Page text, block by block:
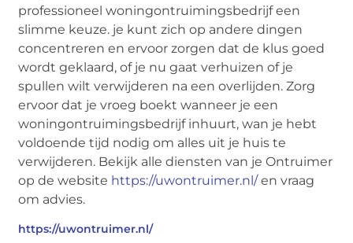
professioneel woningontruimingsbedrijf een
slimme keuze. je kunt zich op andere dingen
concentreren en ervoor zorgen dat de klus goed
wordt geklaard, of je nu gaat verhuizen of je
spullen wilt verwijderen na een overlijden. Zorg
ervoor dat je vroeg boekt wanneer je een
woningontruimingsbedrijf inhuurt, wan je hebt
voldoende tijd nodig om alles uit je huis te
verwijderen. Bekijk alle diensten van je Ontruimer
op de website https://uwontruimer.nl/en vraag
om advies.
https://uwontruimer.nl/